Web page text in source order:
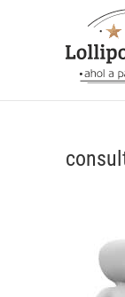
"AHOL A